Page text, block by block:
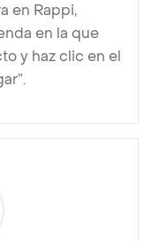
en Rappi,
en la que
y haz clic en el